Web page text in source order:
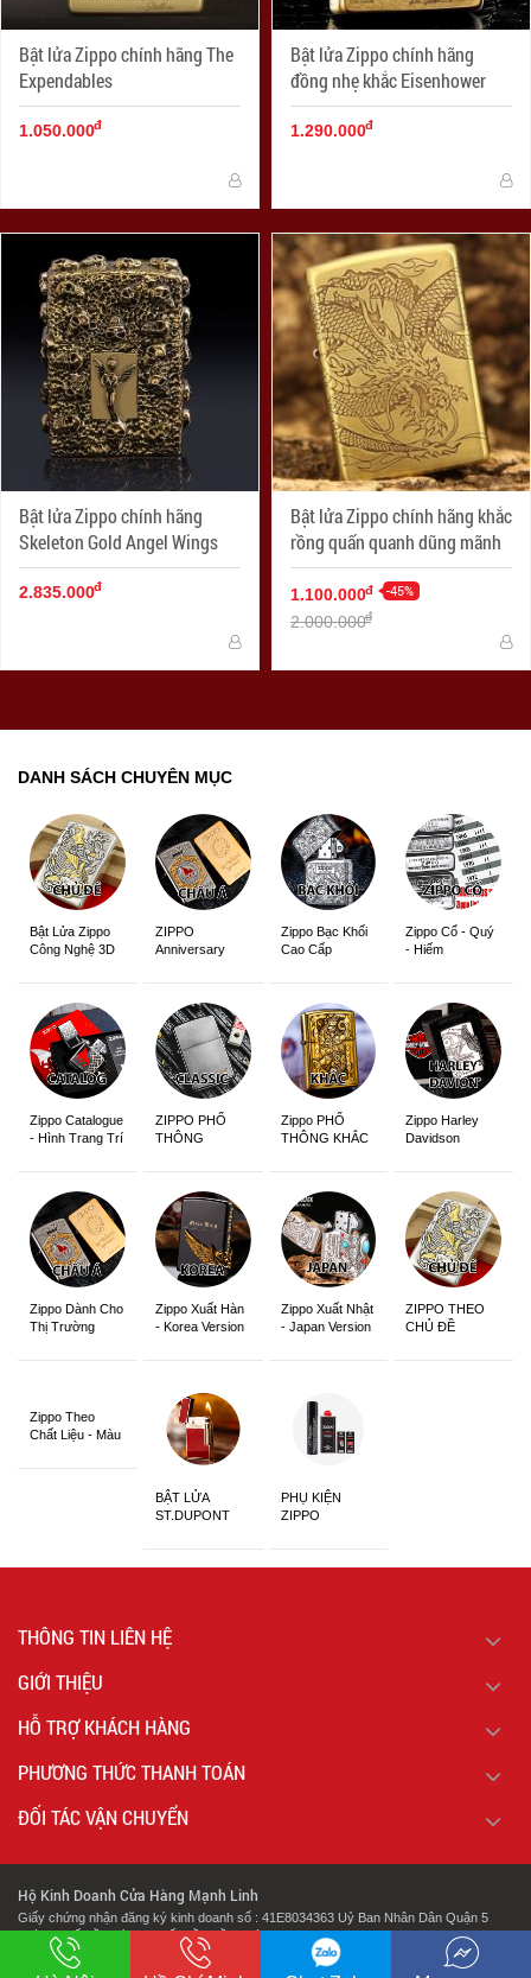
Bật lửa Zippo chính hãng The
Expendables
1.050.000đ
Bật lửa Zippo chính hãng
đồng nhẹ khắc Eisenhower
1.290.000đ
Bật lửa Zippo chính hãng
Skeleton Gold Angel Wings
2.835.000đ
Bật lửa Zippo chính hãng khắc
rồng quấn quanh dũng mãnh
1.100.000đ -45%
2.000.000đ
DANH SÁCH CHUYÊN MỤC
Bật Lửa Zippo
Công Nghệ 3D
ZIPPO
Anniversary
Zippo Bạc Khối
Cao Cấp
Zippo Cổ - Quý
- Hiếm
Zippo Catalogue
- Hình Trang Trí
ZIPPO PHỔ
THÔNG
Zippo PHỔ
THÔNG KHẮC
Zippo Harley
Davidson
Zippo Dành Cho
Thị Trường
Zippo Xuất Hàn
- Korea Version
Zippo Xuất Nhật
- Japan Version
ZIPPO THEO
CHỦ ĐỀ
Zippo Theo
Chất Liệu - Màu
BẬT LỬA
ST.DUPONT
PHỤ KIỆN
ZIPPO
THÔNG TIN LIÊN HỆ
GIỚI THIỆU
HỖ TRỢ KHÁCH HÀNG
PHƯƠNG THỨC THANH TOÁN
ĐỐI TÁC VẬN CHUYỂN
Hộ Kinh Doanh Cửa Hàng Mạnh Linh
Giấy chứng nhận đăng ký kinh doanh số : 41E8034363 Uỷ Ban Nhân Dân Quận 5
Thành Phố Hồ Chí Minh Cấp Lần Đầu Ngày : 07/02/2018.